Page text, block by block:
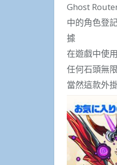
Ghost
中的角色登
據
在遊戲中使
任何石頭無
當然這款外